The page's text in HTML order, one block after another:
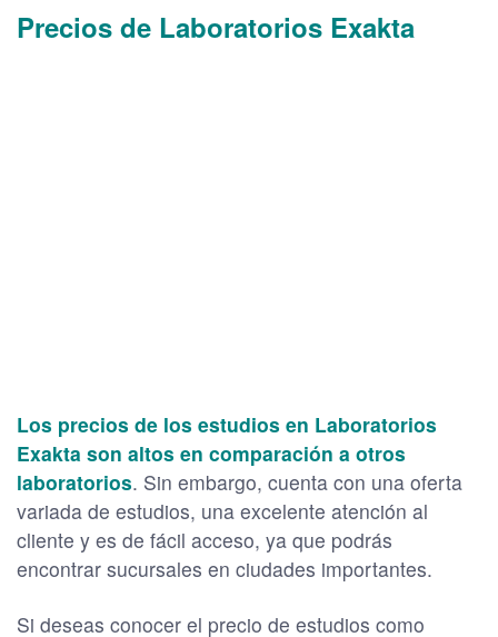
Precios de Laboratorios Exakta
Los precios de los estudios en Laboratorios
Exakta son altos en comparación a otros
laboratorios. Sin embargo, cuenta con una oferta
variada de estudios, una excelente atención al
cliente y es de fácil acceso, ya que podrás
encontrar sucursales en ciudades importantes.
Si deseas conocer el precio de estudios como